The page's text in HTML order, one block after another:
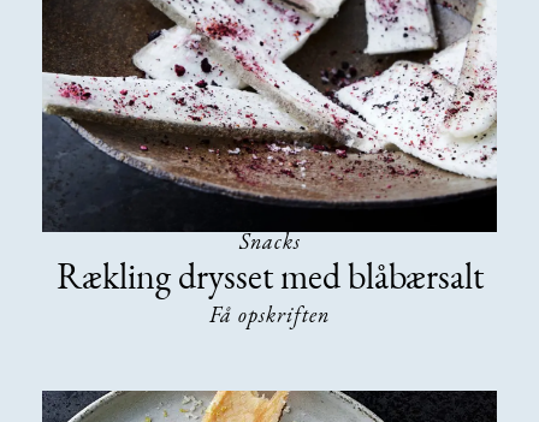
Snacks
Rækling drysset med blåbærsalt
Få opskriften